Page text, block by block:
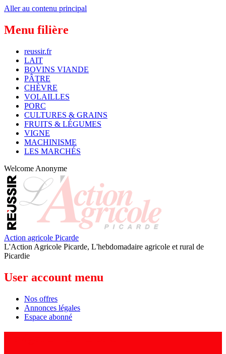
Aller au contenu principal
Menu filière
reussir.fr
LAIT
BOVINS VIANDE
PÂTRE
CHÈVRE
VOLAILLES
PORC
CULTURES & GRAINS
FRUITS & LÉGUMES
VIGNE
MACHINISME
LES MARCHÉS
Welcome Anonyme
Action agricole Picarde
L'Action Agricole Picarde, L'hebdomadaire agricole et rural de
Picardie
User account menu
Nos offres
Annonces légales
Espace abonné